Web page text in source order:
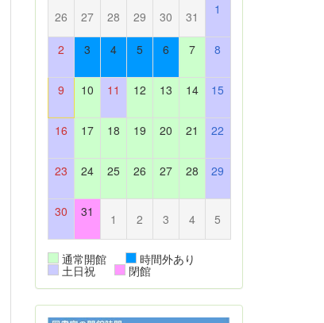
26 27 28 29 30 31 1
2 3 4 5 6 7 8
9 10 11 12 13 14 15
16 17 18 19 20 21 22
23 24 25 26 27 28 29
30 31 1 2 3 4 5
通常開館 時間外あり
土日祝 閉館